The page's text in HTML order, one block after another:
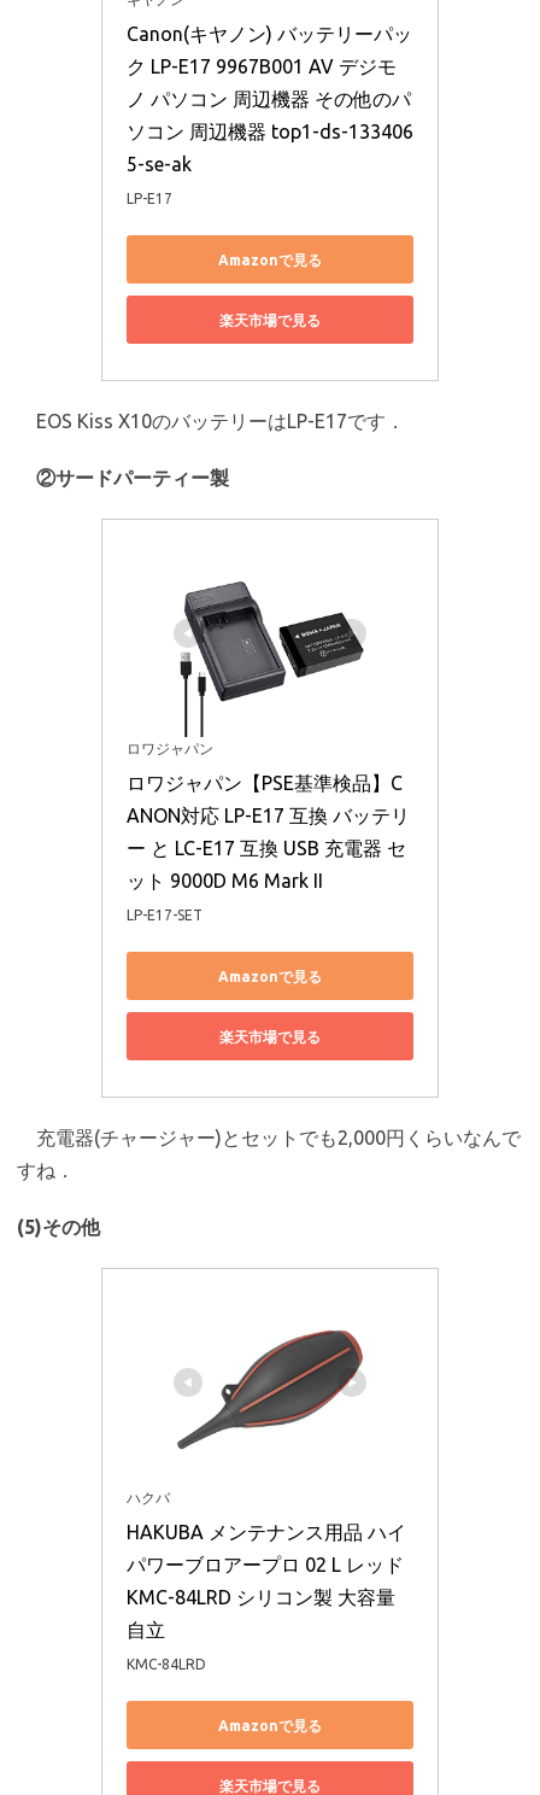
Canon(キヤノン) バッテリーパッ
ク LP-E17 9967B001 AV デジモ
ノ パソコン 周辺機器 その他のパ
ソコン 周辺機器 top1-ds-133406
5-se-ak
LP-E17
Amazonで見る
楽天市場で見る
EOS Kiss X10のバッテリーはLP-E17です．
②サードパーティー製
ロワジャパン
ロワジャパン【PSE基準検品】C
ANON対応 LP-E17 互換 バッテリ
ー と LC-E17 互換 USB 充電器 セ
ット 9000D M6 Mark II
LP-E17-SET
Amazonで見る
楽天市場で見る
充電器(チャージャー)とセットでも2,000円くらいなんで
すね．
(5)その他
ハクバ
HAKUBA メンテナンス用品 ハイ
パワーブロアープロ 02 L レッド
KMC-84LRD シリコン製 大容量
自立
KMC-84LRD
Amazonで見る
楽天市場で見る